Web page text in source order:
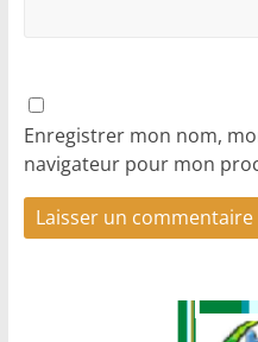
Enregistrer mon nom,
navigateur pour mon